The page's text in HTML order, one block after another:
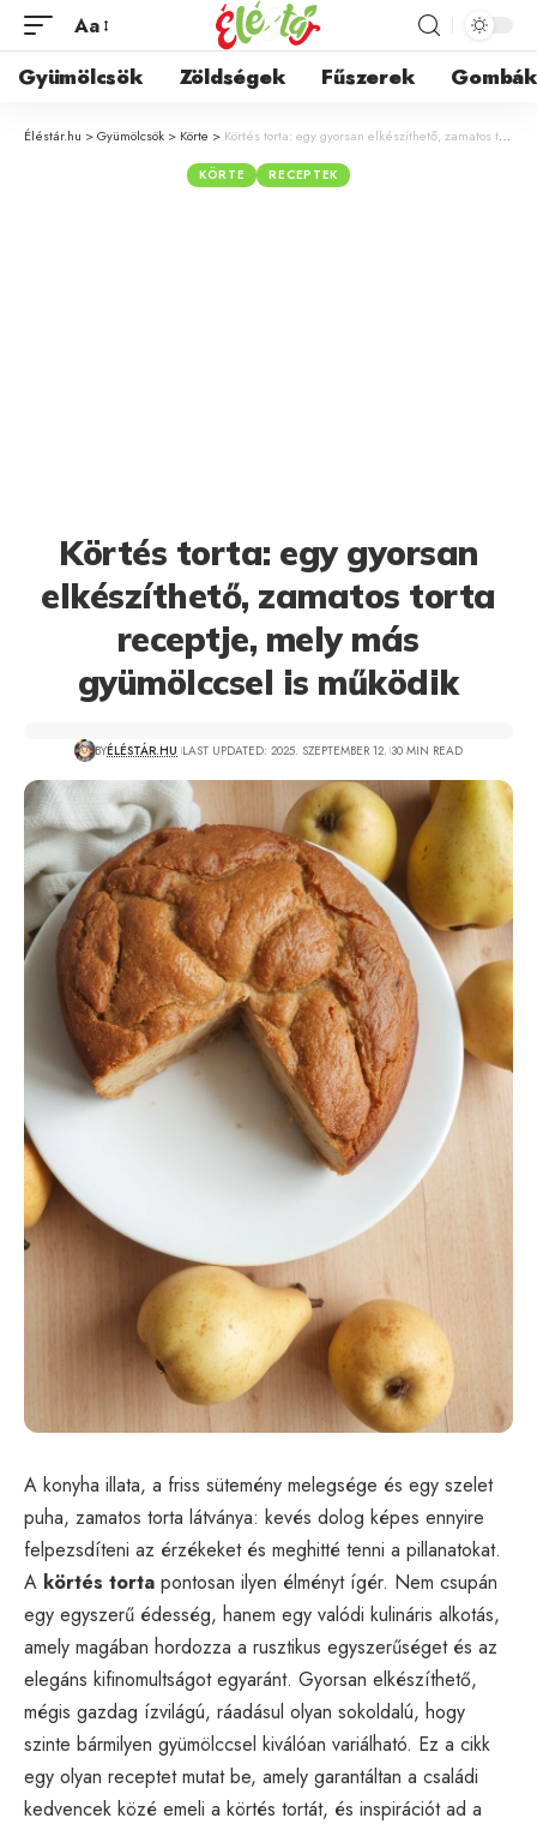
Aa
Gyümölcsök Zöldségek Fűszerek Gombák
Éléstár.hu >Gyümölcsök > Körte > Körtés torta: egy gyorsan elkészíthető, zamatos torta receptje, mely más gyümölccsel is működik
KÖRTE RECEPTEK
Körtés torta: egy gyorsan
elkészíthető, zamatos torta
receptje, mely más
gyümölccsel is működik
BYÉLÉSTÁR.HU LAST UPDATED: 2025. SZEPTEMBER 12. 30 MIN READ
A konyha illata, a friss sütemény melegsége és egy szelet
puha, zamatos torta látványa: kevés dolog képes ennyire
felpezsdíteni az érzékeket és meghitté tenni a pillanatokat.
A körtés torta pontosan ilyen élményt ígér. Nem csupán
egy egyszerű édesség, hanem egy valódi kulináris alkotás,
amely magában hordozza a rusztikus egyszerűséget és az
elegáns kifinomultságot egyaránt. Gyorsan elkészíthető,
mégis gazdag ízvilágú, ráadásul olyan sokoldalú, hogy
szinte bármilyen gyümölccsel kiválóan variálható. Ez a cikk
egy olyan receptet mutat be, amely garantáltan a családi
kedvencek közé emeli a körtés tortát, és inspirációt ad a